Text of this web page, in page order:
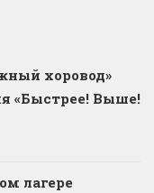
хоровод»
«Быстрее! Выше!
лагере